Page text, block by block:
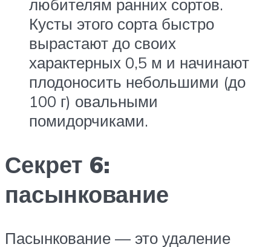
любителям ранних сортов.
Кусты этого сорта быстро
вырастают до своих
характерных 0,5 м и начинают
плодоносить небольшими (до
100 г) овальными
помидорчиками.
Секрет 6:
пасынкование
Пасынкование — это удаление